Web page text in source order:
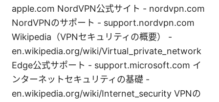
apple.com NordVPN公式サイト - nordvpn.com
NordVPNのサポート - support.nordvpn.com
Wikipedia（VPNセキュリティの概要） -
en.wikipedia.org/wiki/Virtual_private_network
Edge公式サポート - support.microsoft.com イ
ンターネットセキュリティの基礎 -
en.wikipedia.org/wiki/Internet_security VPNの